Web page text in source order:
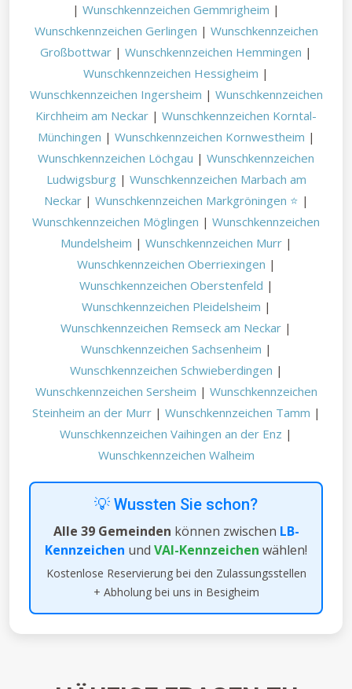
| Wunschkennzeichen Gemmrigheim |
Wunschkennzeichen Gerlingen | Wunschkennzeichen
Großbottwar | Wunschkennzeichen Hemmingen |
Wunschkennzeichen Hessigheim |
Wunschkennzeichen Ingersheim | Wunschkennzeichen
Kirchheim am Neckar | Wunschkennzeichen Korntal-
Münchingen | Wunschkennzeichen Kornwestheim |
Wunschkennzeichen Löchgau | Wunschkennzeichen
Ludwigsburg| Wunschkennzeichen Marbach am
Neckar| Wunschkennzeichen Markgröningen ⭐ |
Wunschkennzeichen Möglingen | Wunschkennzeichen
Mundelsheim | Wunschkennzeichen Murr|
Wunschkennzeichen Oberriexingen |
Wunschkennzeichen Oberstenfeld |
Wunschkennzeichen Pleidelsheim |
Wunschkennzeichen Remseck am Neckar |
Wunschkennzeichen Sachsenheim |
Wunschkennzeichen Schwieberdingen |
Wunschkennzeichen Sersheim | Wunschkennzeichen
Steinheim an der Murr| Wunschkennzeichen Tamm |
Wunschkennzeichen Vaihingen an der Enz |
Wunschkennzeichen Walheim
💡 Wussten Sie schon?
Alle 39 Gemeinden können zwischen LB-
Kennzeichen und VAI-Kennzeichen wählen!
Kostenlose Reservierung bei den Zulassungsstellen
+ Abholung bei uns in Besigheim